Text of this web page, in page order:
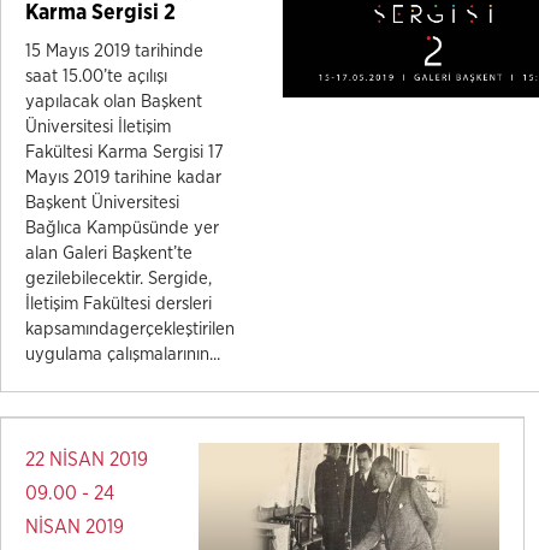
Karma Sergisi 2
15 Mayıs 2019 tarihinde
saat 15.00’te açılışı
yapılacak olan Başkent
Üniversitesi İletişim
Fakültesi Karma Sergisi 17
Mayıs 2019 tarihine kadar
Başkent Üniversitesi
Bağlıca Kampüsünde yer
alan Galeri Başkent’te
gezilebilecektir. Sergide,
İletişim Fakültesi dersleri
kapsamındagerçekleştirilen
uygulama çalışmalarının...
22 NİSAN 2019
09.00 - 24
NİSAN 2019